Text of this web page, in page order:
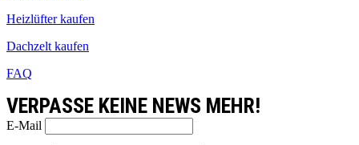
Heizlüfter kaufen
Dachzelt kaufen
FAQ
VERPASSE KEINE NEWS MEHR!
E-Mail